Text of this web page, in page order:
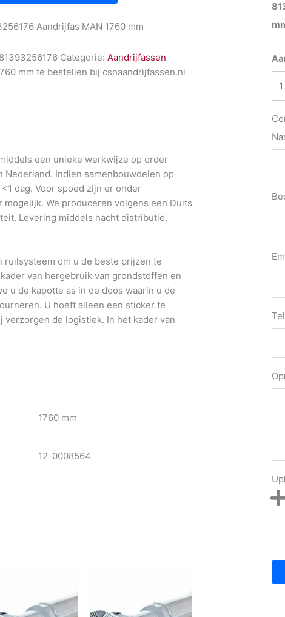
Aandrijfas MAN 1760 mm
81393256176 Categorie: Aandrijfassen
mm te bestellen bij csnaandrijfassen.nl
een unieke werkwijze op order
Indien samenbouwdelen op
dag. Voor spoed zijn er onder
We produceren volgens een Duits
Levering middels nacht distributie,
ruilsysteem om u de beste prijzen te
van hergebruik van grondstoffen en
u de kapotte as in de doos waarin u de
U hoeft alleen een sticker te
de logistiek. In het kader van
1760 mm
12-0008564